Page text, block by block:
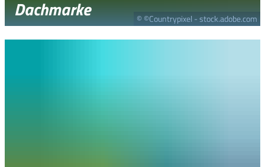
© ©Countrypixel - stock.adobe.com
Dachmarke